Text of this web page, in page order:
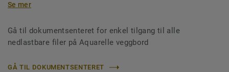
Se mer
Gå til dokumentsenteret for enkel tilgang til alle
nedlastbare filer på Aquarelle veggbord
GÅ TIL DOKUMENTSENTERET